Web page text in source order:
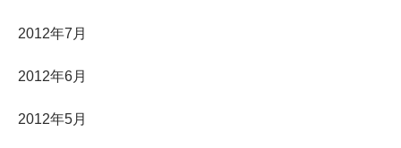
2012年7月
2012年6月
2012年5月